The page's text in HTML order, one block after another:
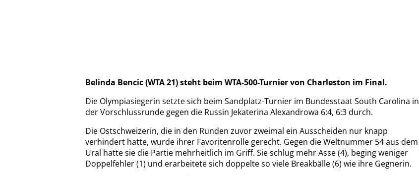
Belinda Bencic (WTA 21) steht beim WTA-500-Turnier von Charleston im Final.
Die Olympiasiegerin setzte sich beim Sandplatz-Turnier im Bundesstaat South Carolina in
der Vorschlussrunde gegen die Russin Jekaterina Alexandrowa 6:4, 6:3 durch.
Die Ostschweizerin, die in den Runden zuvor zweimal ein Ausscheiden nur knapp
verhindert hatte, wurde ihrer Favoritenrolle gerecht. Gegen die Weltnummer 54 aus dem
Ural hatte sie die Partie mehrheitlich im Griff. Sie schlug mehr Asse (4), beging weniger
Doppelfehler (1) und erarbeitete sich doppelte so viele Breakbälle (6) wie ihre Gegnerin.